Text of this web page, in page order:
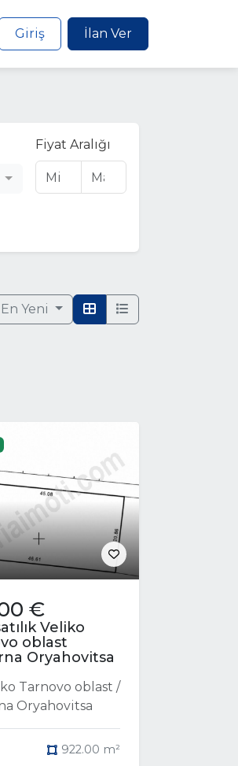
Giriş İlan Ver
Fiyat Aralığı
En Yeni
€
Veliko
oblast
Oryahovitsa
Tarnovo oblast /
Oryahovitsa
922.00 m²